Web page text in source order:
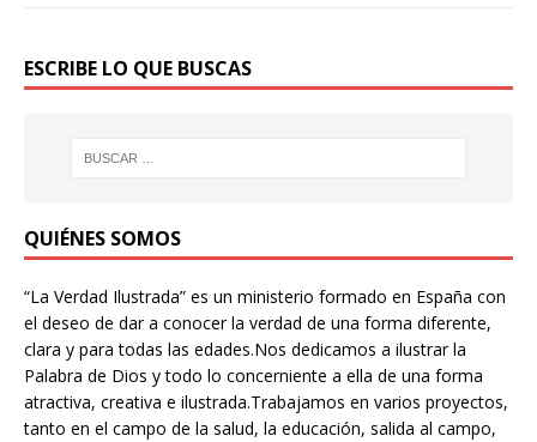
ESCRIBE LO QUE BUSCAS
QUIÉNES SOMOS
“La Verdad Ilustrada” es un ministerio formado en España con
el deseo de dar a conocer la verdad de una forma diferente,
clara y para todas las edades.Nos dedicamos a ilustrar la
Palabra de Dios y todo lo concerniente a ella de una forma
atractiva, creativa e ilustrada.Trabajamos en varios proyectos,
tanto en el campo de la salud, la educación, salida al campo,